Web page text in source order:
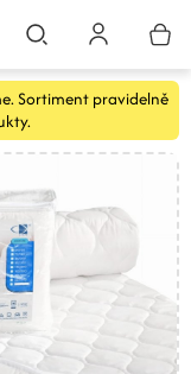
Sortiment pravidelně